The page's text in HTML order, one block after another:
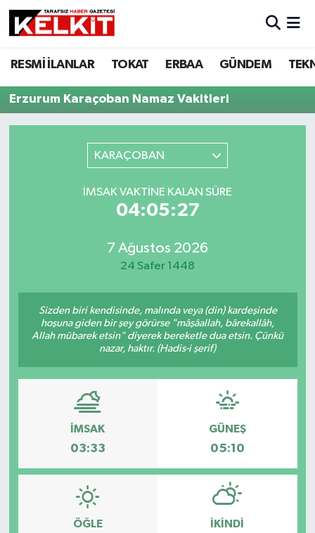
RESMİ İLANLAR TOKAT ERBAA GÜNDEM
Erzurum Karaçoban Namaz Vakitleri
KARAÇOBAN
İMSAK VAKTINE KALAN SÜRE
04:05:27
7 Ağustos 2026
24 Safer 1448
Sizden biri kendisinde, malında veya (din) kardeşinde
hoşuna giden bir şey görürse "mâşâallah, bârekallâh,
Allah mübarek etsin" diyerek bereketle dua etsin. Çünkü
nazar, haktır. (Hadis-i şerif)
İMSAK
03:33
GÜNEŞ
05:10
ÖĞLE İKINDI